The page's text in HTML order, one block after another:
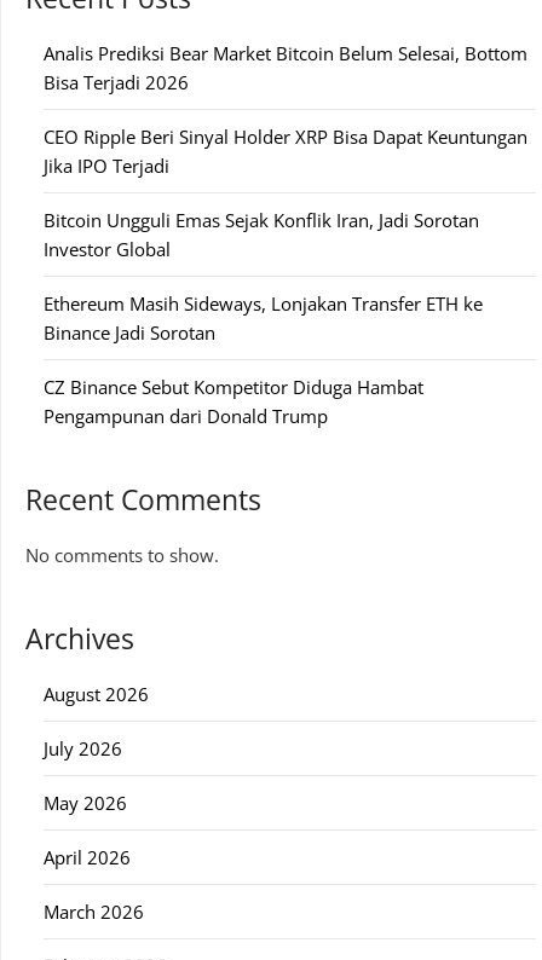
Analis Prediksi Bear Market Bitcoin Belum Selesai, Bottom
Bisa Terjadi 2026
CEO Ripple Beri Sinyal Holder XRP Bisa Dapat Keuntungan
Jika IPO Terjadi
Bitcoin Ungguli Emas Sejak Konflik Iran, Jadi Sorotan
Investor Global
Ethereum Masih Sideways, Lonjakan Transfer ETH ke
Binance Jadi Sorotan
CZ Binance Sebut Kompetitor Diduga Hambat
Pengampunan dari Donald Trump
Recent Comments
No comments to show.
Archives
August 2026
July 2026
May 2026
April 2026
March 2026